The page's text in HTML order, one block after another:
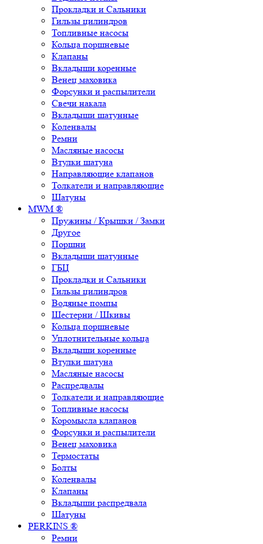
Прокладки и Сальники
Гильзы цилиндров
Топливные насосы
Кольца поршневые
Клапаны
Вкладыши коренные
Венец маховика
Форсунки и распылители
Свечи накала
Вкладыши шатунные
Коленвалы
Ремни
Масляные насосы
Втулки шатуна
Направляющие клапанов
Толкатели и направляющие
Шатуны
MWM ®
Пружины / Крышки / Замки
Другое
Поршни
Вкладыши шатунные
ГБЦ
Прокладки и Сальники
Гильзы цилиндров
Водяные помпы
Шестерни / Шкивы
Кольца поршневые
Уплотнительные кольца
Вкладыши коренные
Втулки шатуна
Масляные насосы
Распредвалы
Толкатели и направляющие
Топливные насосы
Коромысла клапанов
Форсунки и распылители
Венец маховика
Термостаты
Болты
Коленвалы
Клапаны
Вкладыши распредвала
Шатуны
PERKINS ®
Ремни